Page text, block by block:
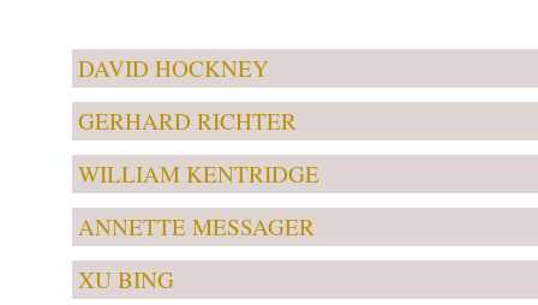
DAVID HOCKNEY
GERHARD RICHTER
WILLIAM KENTRIDGE
ANNETTE MESSAGER
XU BING